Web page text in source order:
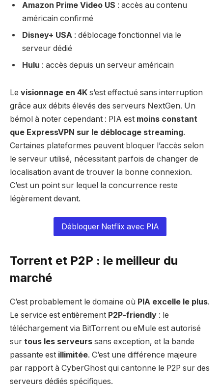
Amazon Prime Video US : accès au contenu
américain confirmé
Disney+ USA : déblocage fonctionnel via le
serveur dédié
Hulu : accès depuis un serveur américain
Le visionnage en 4K s’est effectué sans interruption
grâce aux débits élevés des serveurs NextGen. Un
bémol à noter cependant : PIA est moins constant
que ExpressVPN sur le déblocage streaming.
Certaines plateformes peuvent bloquer l’accès selon
le serveur utilisé, nécessitant parfois de changer de
localisation avant de trouver la bonne connexion.
C’est un point sur lequel la concurrence reste
légèrement devant.
Débloquer Netflix avec PIA
Torrent et P2P : le meilleur du
marché
C’est probablement le domaine où PIA excelle le plus.
Le service est entièrement P2P-friendly : le
téléchargement via BitTorrent ou eMule est autorisé
sur tous les serveurs sans exception, et la bande
passante est illimitée. C’est une différence majeure
par rapport à CyberGhost qui cantonne le P2P sur des
serveurs dédiés spécifiques.